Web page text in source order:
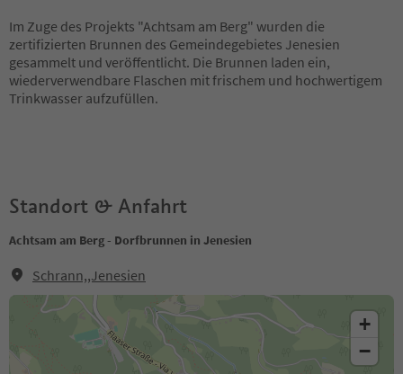
Im Zuge des Projekts "Achtsam am Berg" wurden die
zertifizierten Brunnen des Gemeindegebietes Jenesien
gesammelt und veröffentlicht. Die Brunnen laden ein,
wiederverwendbare Flaschen mit frischem und hochwertigem
Trinkwasser aufzufüllen.
Standort & Anfahrt
Achtsam am Berg - Dorfbrunnen in Jenesien
Schrann,,Jenesien
+
−